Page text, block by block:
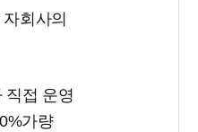
회사의
직접 운영
가량